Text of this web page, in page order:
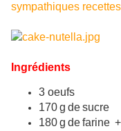
sympathiques
Ingrédients
3 oeufs
170 g de sucre
180 g de farine